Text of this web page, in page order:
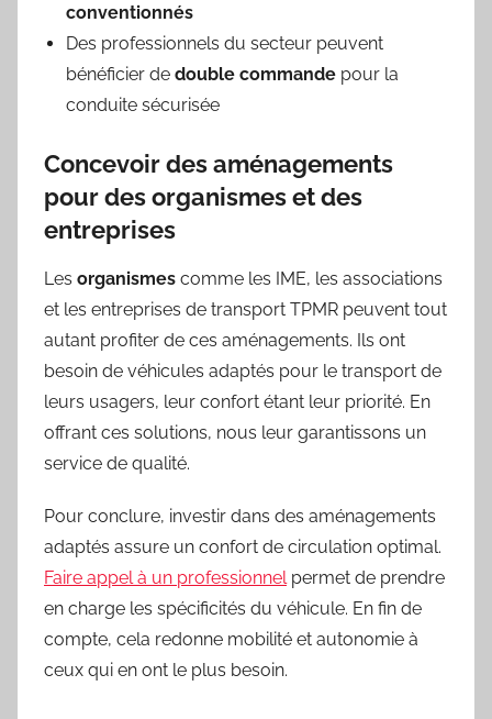
conventionnés
Des professionnels du secteur peuvent
bénéficier de double commande pour la
conduite sécurisée
Concevoir des aménagements
pour des organismes et des
entreprises
Les organismes comme les IME, les associations
et les entreprises de transport TPMR peuvent tout
autant profiter de ces aménagements. Ils ont
besoin de véhicules adaptés pour le transport de
leurs usagers, leur confort étant leur priorité. En
offrant ces solutions, nous leur garantissons un
service de qualité.
Pour conclure, investir dans des aménagements
adaptés assure un confort de circulation optimal.
Faire appel à un professionnelpermet de prendre
en charge les spécificités du véhicule. En fin de
compte, cela redonne mobilité et autonomie à
ceux qui en ont le plus besoin.